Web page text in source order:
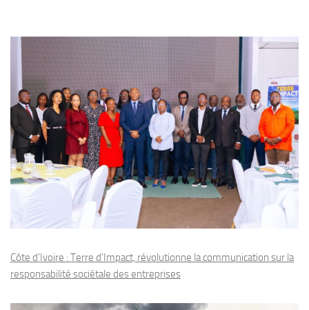
Côte d’Ivoire : Terre d’Impact, révolutionne la communication sur la
responsabilité sociétale des entreprises